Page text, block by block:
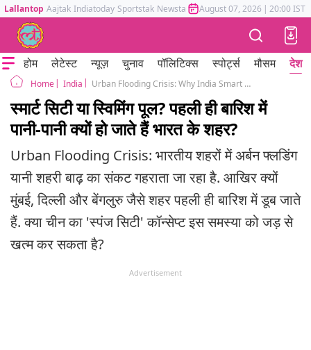
Lallantop Aajtak Indiatoday Sportstak Newstak Mumbai Tak Astrotak
August 07, 2026 | 20:00 IST
होम लेटेस्ट न्यूज़ चुनाव पॉलिटिक्स स्पोर्ट्स मौसम देश
Home India Urban Flooding Crisis: Why India Smart Cities Turn Into Concrete Ponds In First Rain
स्मार्ट सिटी या स्विमिंग पूल? पहली ही बारिश में
पानी-पानी क्यों हो जाते हैं भारत के शहर?
Urban Flooding Crisis: भारतीय शहरों में अर्बन फ्लडिंग
यानी शहरी बाढ़ का संकट गहराता जा रहा है. आखिर क्यों
मुंबई, दिल्ली और बेंगलुरु जैसे शहर पहली ही बारिश में डूब जाते
हैं. क्या चीन का 'स्पंज सिटी' कॉन्सेप्ट इस समस्या को जड़ से
खत्म कर सकता है?
Advertisement